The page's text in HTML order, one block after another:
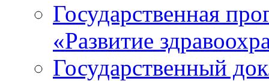
Государственная
«Развитие
Государственный